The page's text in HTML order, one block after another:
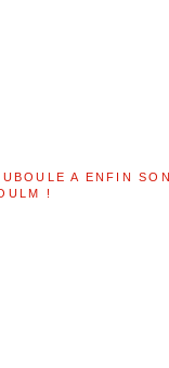
A ENFIN SON
!